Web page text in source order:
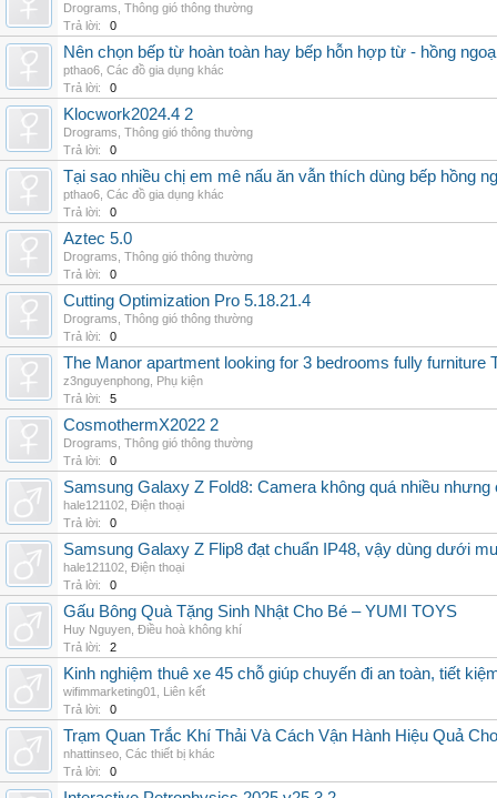
Drograms Thông gió thông thường
Trả lời:
0
Nên chọn bếp từ hoàn toàn hay bếp hỗn hợp từ - hồng
pthao6 Các đồ gia dụng khác
Trả lời:
0
Klocwork2024.4 2
Drograms Thông gió thông thường
Trả lời:
0
Tại sao nhiều chị em mê nấu ăn vẫn thích dùng bếp hồng
pthao6 Các đồ gia dụng khác
Trả lời:
0
Aztec 5.0
Drograms Thông gió thông thường
Trả lời:
0
Cutting Optimization Pro 5.18.21.4
Drograms Thông gió thông thường
Trả lời:
0
The Manor apartment looking for 3 bedrooms fully furniture
z3nguyenphong Phụ kiện
Trả lời:
5
CosmothermX2022 2
Drograms Thông gió thông thường
Trả lời:
0
Samsung Galaxy Z Fold8: Camera không quá nhiều nhưng
hale121102 Điện thoại
Trả lời:
0
Samsung Galaxy Z Flip8 đạt chuẩn IP48, vậy dùng dưới
hale121102 Điện thoại
Trả lời:
0
Gấu Bông Quà Tặng Sinh Nhật Cho Bé – YUMI TOYS
Huy Nguyen Điều hoà không khí
Trả lời:
2
Kinh nghiệm thuê xe 45 chỗ giúp chuyến đi an toàn, tiết
wifimmarketing01
Liên kết
Trả lời:
0
Trạm Quan Trắc Khí Thải Và Cách Vận Hành Hiệu Quả
nhattinseo Các thiết bị khác
Trả lời:
0